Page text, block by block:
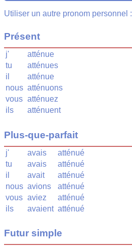
Utiliser un autre pronom personnel :
Présent
j'
atténue
tu
atténues
il
atténue
nous atténuons
vous atténuez
ils
atténuent
Plus-que-parfait
j' avais
atténué
tu
avais
atténué
il
avait
atténué
nous avions
atténué
vous aviez
atténué
ils
avaient atténué
Futur simple